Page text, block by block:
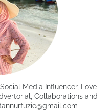
Media Influencer, Love
Collaborations and